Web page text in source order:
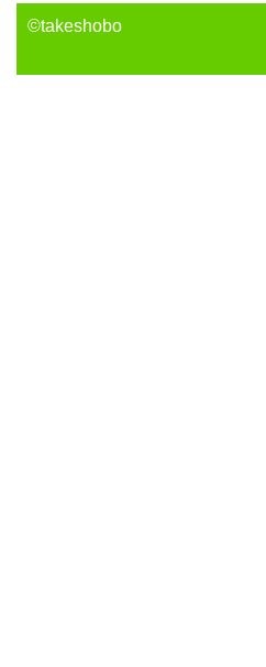
©takeshobo